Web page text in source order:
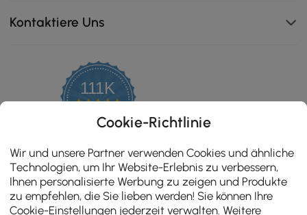
Kontaktiere Uns
111K
4.8
star
rating
ZERTIFIZIERTE BEWERTUNGEN
Cookie-Richtlinie
Wir und unsere Partner verwenden Cookies und ähnliche
Technologien, um Ihr Website-Erlebnis zu verbessern,
Ihnen personalisierte Werbung zu zeigen und Produkte
zu empfehlen, die Sie lieben werden! Sie können Ihre
Cookie-Einstellungen jederzeit verwalten. Weitere